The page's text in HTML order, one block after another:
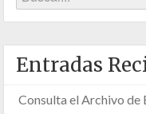
Entradas
Consulta el Archivo de